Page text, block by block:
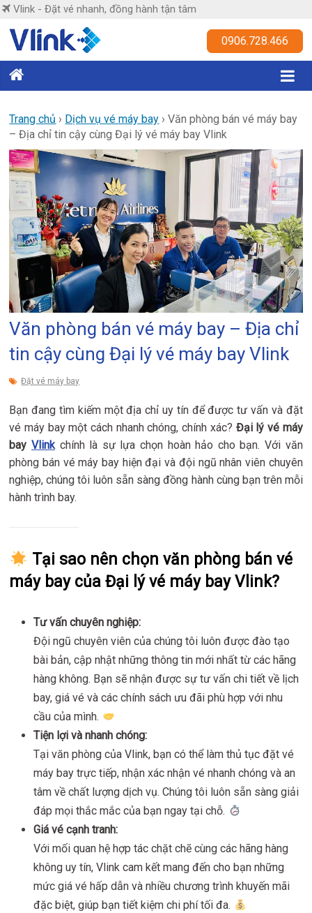
Skip
content
Vlink - Đặt vé nhanh, đồng hành tận tâm
Vlink
nhanh,
đồng
hành
tận
tâm
0906.728.466
Trang chủ › Dịch vụ vé máy bay ›Văn phòng bán vé máy bay
– Địa chỉ tin cậy cùng Đại lý vé máy bay Vlink
Văn phòng bán vé máy bay – Địa chỉ
tin cậy cùng Đại lý vé máy bay Vlink
Đặt vé máy bay
Bạn đang tìm kiếm một địa chỉ uy tín để được tư vấn và đặt
vé máy bay một cách nhanh chóng, chính xác? Đại lý vé máy
bayVlinkchính là sự lựa chọn hoàn hảo cho bạn. Với văn
phòng bán vé máy bay hiện đại và đội ngũ nhân viên chuyên
nghiệp, chúng tôi luôn sẵn sàng đồng hành cùng bạn trên mỗi
hành trình bay.
Tại sao nên chọn văn phòng bán vé
máy bay của Đại lý vé máy bay Vlink?
Tư vấn chuyên nghiệp:
Đội ngũ chuyên viên của chúng tôi luôn được đào tạo
bài bản, cập nhật những thông tin mới nhất từ các hãng
hàng không. Bạn sẽ nhận được sự tư vấn chi tiết về lịch
bay, giá vé và các chính sách ưu đãi phù hợp với nhu
cầu của mình.
Tiện lợi và nhanh chóng:
Tại văn phòng của Vlink, bạn có thể làm thủ tục đặt vé
máy bay trực tiếp, nhận xác nhận vé nhanh chóng và an
tâm về chất lượng dịch vụ. Chúng tôi luôn sẵn sàng giải
đáp mọi thắc mắc của bạn ngay tại chỗ.
Giá vé cạnh tranh:
Với mối quan hệ hợp tác chặt chẽ cùng các hãng hàng
không uy tín, Vlink cam kết mang đến cho bạn những
mức giá vé hấp dẫn và nhiều chương trình khuyến mãi
đặc biệt, giúp bạn tiết kiệm chi phí tối đa.